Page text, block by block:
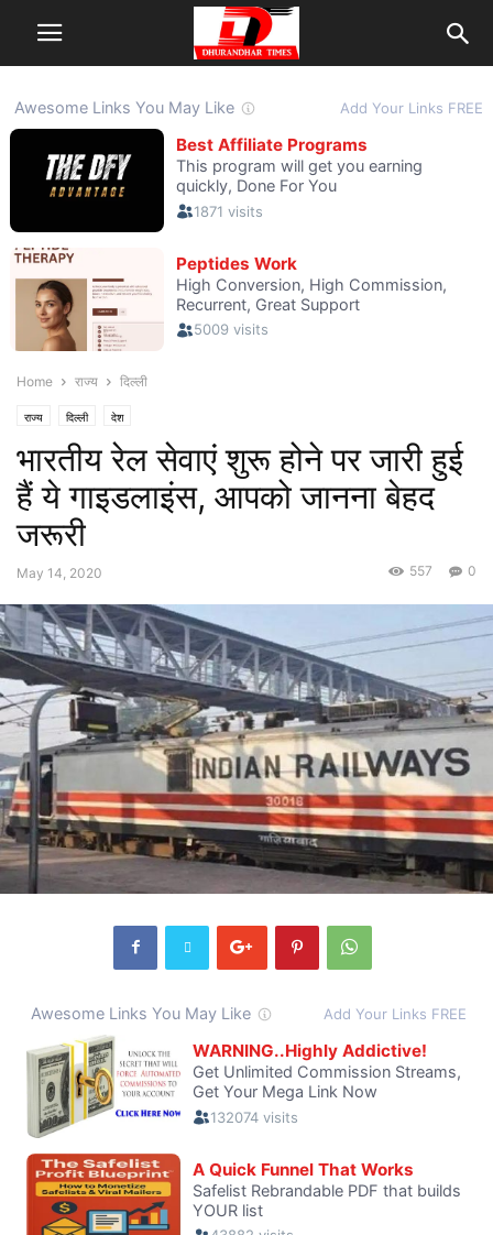
Home राज्य दिल्ली
राज्य दिल्ली देश
भारतीय रेल सेवाएं शुरू होने पर जारी हुई
हैं ये गाइडलाइंस, आपको जानना बेहद
जरूरी
May 14, 2020 0
557